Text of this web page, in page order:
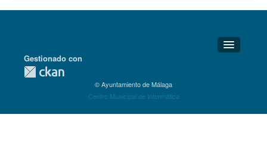
Detalles Técnicos
Gestionado con
© Ayuntamiento de Málaga
Centro Municipal de Informática